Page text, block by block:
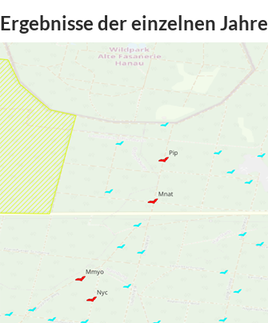
Ergebnisse der einzelnen Jahre